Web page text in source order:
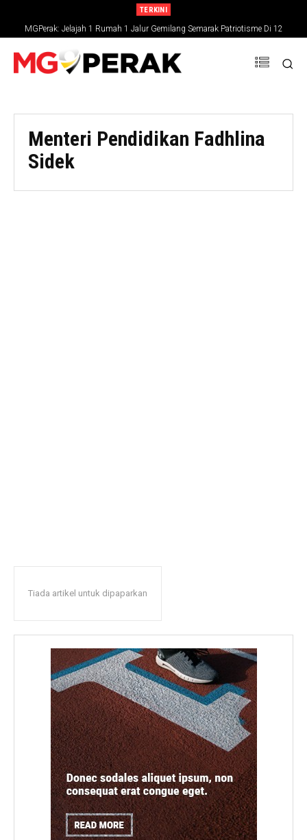
TERKINI
MGPerak: Jelajah 1 Rumah 1 Jalur Gemilang Semarak Patriotisme Di 12
Daerah Perak
Menteri Pendidikan Fadhlina
Sidek
Tiada artikel untuk dipaparkan